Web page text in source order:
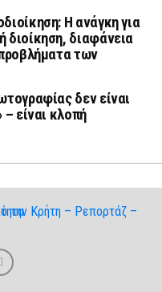
Η ανάγκη για
διοίκηση, διαφάνεια
των
δεν είναι
– είναι κλοπή